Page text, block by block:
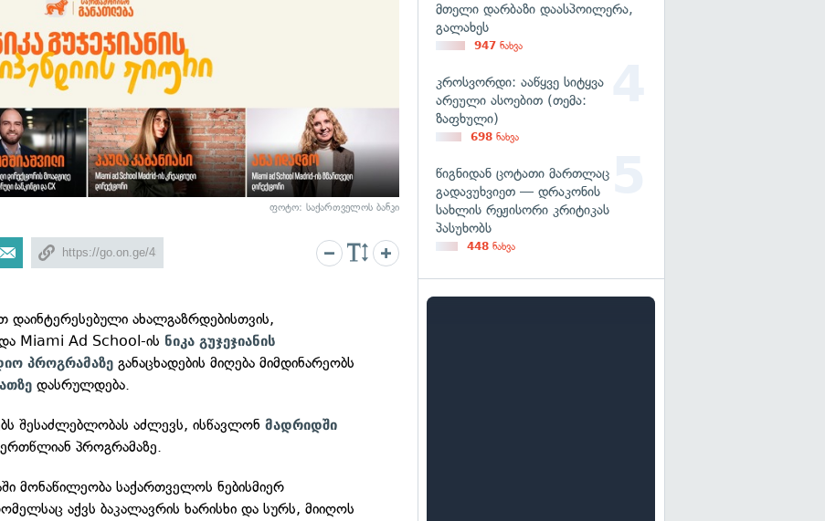
ფოტო: საქართველოს ბანკი
დაინტერესებული ახალგაზრდებისთვის,
Miami Ad School-ის ნიკა გუჯეჯიანის
პროგრამაზე განაცხადების მიღება მიმდინარეობს
დასრულდება.
შესაძლებლობას აძლევს, ისწავლონმადრიდში
პროგრამაზე.
მონაწილეობა საქართველოს ნებისმიერ
აქვს ბაკალავრის ხარისხი და სურს, მიიღოს
მთელი დარბაზი დაასპოილერა,
გალახეს
947 ნახვა
კროსვორდი: ააწყვე სიტყვა
არეული ასოებით (თემა:
ზაფხული)
698 ნახვა
წიგნიდან ცოტათი მართლაც
გადავუხვიეთ — დრაკონის
სახლის რეჟისორი კრიტიკას
პასუხობს
448 ნახვა